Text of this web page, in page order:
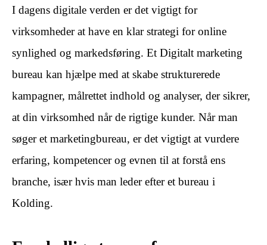
I dagens digitale verden er det vigtigt for
virksomheder at have en klar strategi for online
synlighed og markedsføring. Et Digitalt marketing
bureau kan hjælpe med at skabe strukturerede
kampagner, målrettet indhold og analyser, der sikrer,
at din virksomhed når de rigtige kunder. Når man
søger et marketingbureau, er det vigtigt at vurdere
erfaring, kompetencer og evnen til at forstå ens
branche, især hvis man leder efter et bureau i
Kolding.